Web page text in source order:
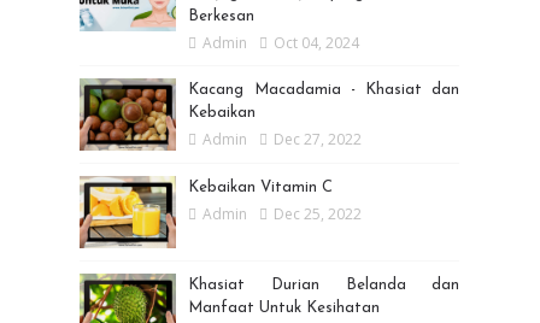
Berkesan
Admin Oct 04, 2024
Kacang Macadamia - Khasiat dan
Kebaikan
Admin Dec 27, 2022
Kebaikan Vitamin C
Admin Dec 25, 2022
Khasiat Durian Belanda dan
Manfaat Untuk Kesihatan